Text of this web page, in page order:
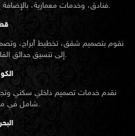
فنادق، وخدمات معمارية، بالإضافة إلى تنسيق الحدائق الخاصة والتجارية.
نقوم بتصميم شقق، تخطيط أبراج،
إلى تنسيق حدائق الفلل والمشاريع الخارجية.
نقدم خدمات تصميم داخلي سكني
شامل في مدينة الكويت.